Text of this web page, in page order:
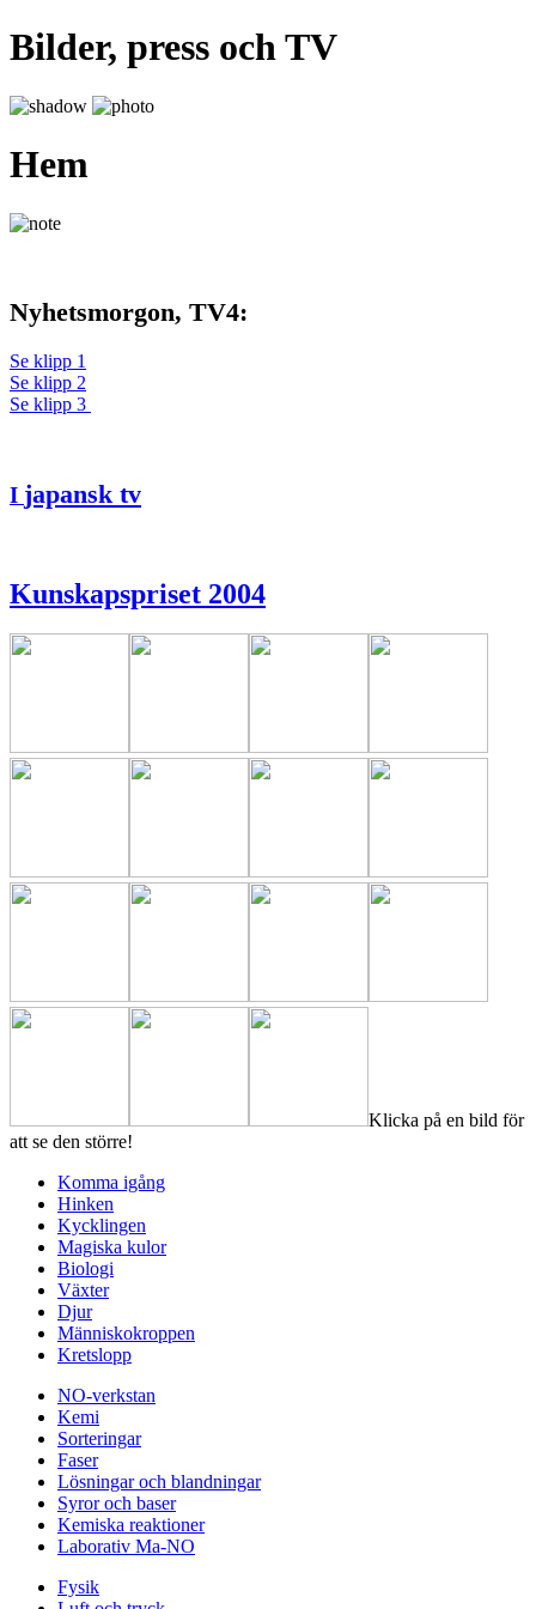
Bilder, press och TV
Hem
Nyhetsmorgon, TV4:
Se klipp 1
Se klipp 2
Se klipp 3
I japansk tv
Kunskapspriset 2004
Klicka på en bild för
att se den större!
Komma igång
Hinken
Kycklingen
Magiska kulor
Biologi
Växter
Djur
Människokroppen
Kretslopp
NO-verkstan
Kemi
Sorteringar
Faser
Lösningar och blandningar
Syror och baser
Kemiska reaktioner
Laborativ Ma-NO
Fysik